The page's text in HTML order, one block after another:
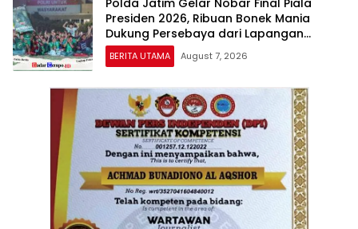
Presiden 2026, Ribuan Bonek Mania
Dukung Persebaya dari Lapangan
Mapolda
BERITA UTAMA August 7, 2026